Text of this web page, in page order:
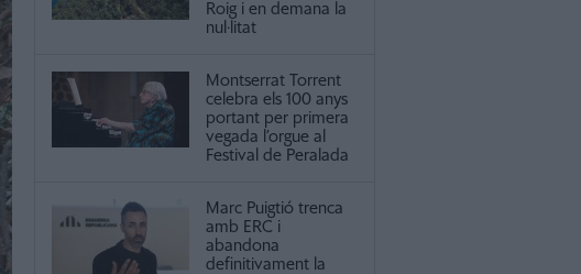
Roig i en demana la
nul·litat
Montserrat Torrent
celebra els 100 anys
portant per primera
vegada l’orgue al
Festival de Peralada
Marc Puigtió trenca
amb ERC i
abandona
definitivament la